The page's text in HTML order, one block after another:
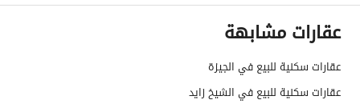
عقارات مشابهة
عقارات سكنية للبيع في الجيزة
عقارات سكنية للبيع في الشيخ زايد